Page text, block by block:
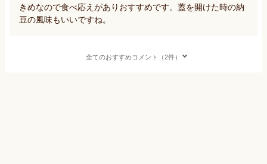
きめなので食べ応えがありおすすめです。蓋を開けた時の納
豆の風味もいいですね。
全てのおすすめコメント（2件）